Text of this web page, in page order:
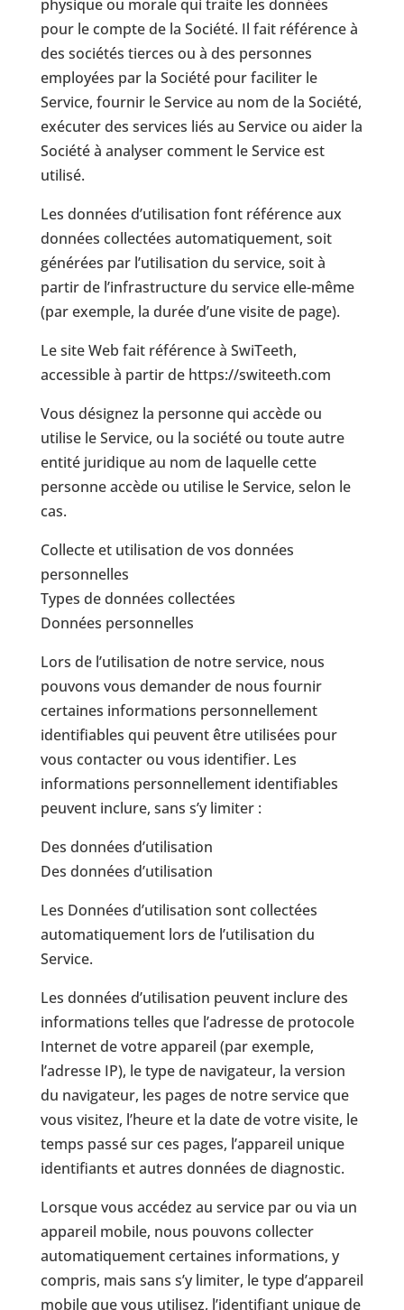
physique ou morale qui traite les données
pour le compte de la Société. Il fait référence à
des sociétés tierces ou à des personnes
employées par la Société pour faciliter le
Service, fournir le Service au nom de la Société,
exécuter des services liés au Service ou aider la
Société à analyser comment le Service est
utilisé.
Les données d’utilisation font référence aux
données collectées automatiquement, soit
générées par l’utilisation du service, soit à
partir de l’infrastructure du service elle-même
(par exemple, la durée d’une visite de page).
Le site Web fait référence à SwiTeeth,
accessible à partir de https://switeeth.com
Vous désignez la personne qui accède ou
utilise le Service, ou la société ou toute autre
entité juridique au nom de laquelle cette
personne accède ou utilise le Service, selon le
cas.
Collecte et utilisation de vos données
personnelles
Types de données collectées
Données personnelles
Lors de l’utilisation de notre service, nous
pouvons vous demander de nous fournir
certaines informations personnellement
identifiables qui peuvent être utilisées pour
vous contacter ou vous identifier. Les
informations personnellement identifiables
peuvent inclure, sans s’y limiter :
Des données d’utilisation
Des données d’utilisation
Les Données d’utilisation sont collectées
automatiquement lors de l’utilisation du
Service.
Les données d’utilisation peuvent inclure des
informations telles que l’adresse de protocole
Internet de votre appareil (par exemple,
l’adresse IP), le type de navigateur, la version
du navigateur, les pages de notre service que
vous visitez, l’heure et la date de votre visite, le
temps passé sur ces pages, l’appareil unique
identifiants et autres données de diagnostic.
Lorsque vous accédez au service par ou via un
appareil mobile, nous pouvons collecter
automatiquement certaines informations, y
compris, mais sans s’y limiter, le type d’appareil
mobile que vous utilisez, l’identifiant unique de